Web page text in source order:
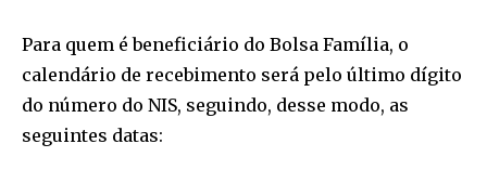
Para quem é beneficiário do Bolsa Família, o
calendário de recebimento será pelo último dígito
do número do NIS, seguindo, desse modo, as
seguintes datas: